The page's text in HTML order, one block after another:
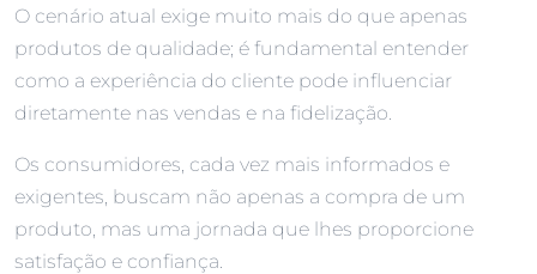
O cenário atual exige muito mais do que apenas
produtos de qualidade; é fundamental entender
como a experiência do cliente pode influenciar
diretamente nas vendas e na fidelização.
Os consumidores, cada vez mais informados e
exigentes, buscam não apenas a compra de um
produto, mas uma jornada que lhes proporcione
satisfação e confiança.